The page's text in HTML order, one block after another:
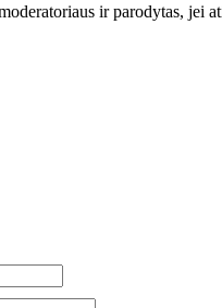
ir parodytas, jei